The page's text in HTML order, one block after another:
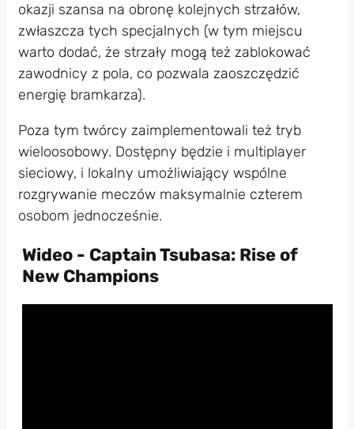
okazji szansa na obronę kolejnych strzałów,
zwłaszcza tych specjalnych (w tym miejscu
warto dodać, że strzały mogą też zablokować
zawodnicy z pola, co pozwala zaoszczędzić
energię bramkarza).
Poza tym twórcy zaimplementowali też tryb
wieloosobowy. Dostępny będzie i multiplayer
sieciowy, i lokalny umożliwiający wspólne
rozgrywanie meczów maksymalnie czterem
osobom jednocześnie.
Wideo - Captain Tsubasa: Rise of
New Champions